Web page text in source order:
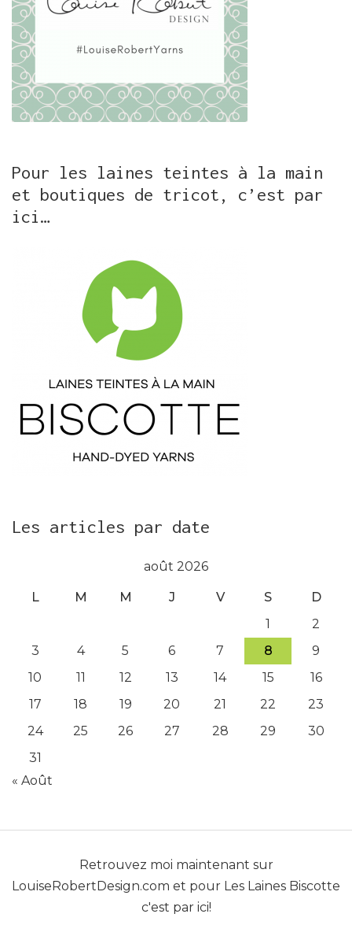
Pour les laines teintes à la main
et boutiques de tricot, c’est par
ici…
Les articles par date
août 2026
L M M J V S
D
1
2
3
4 5 6 7 8
9
10
11 12 13 14 15
16
17
18 19 20 21 22
23
24
25 26 27 28 29
30
31
« Août
Retrouvez moi maintenant sur
LouiseRobertDesign.com et pour Les Laines Biscotte
c'est par ici!